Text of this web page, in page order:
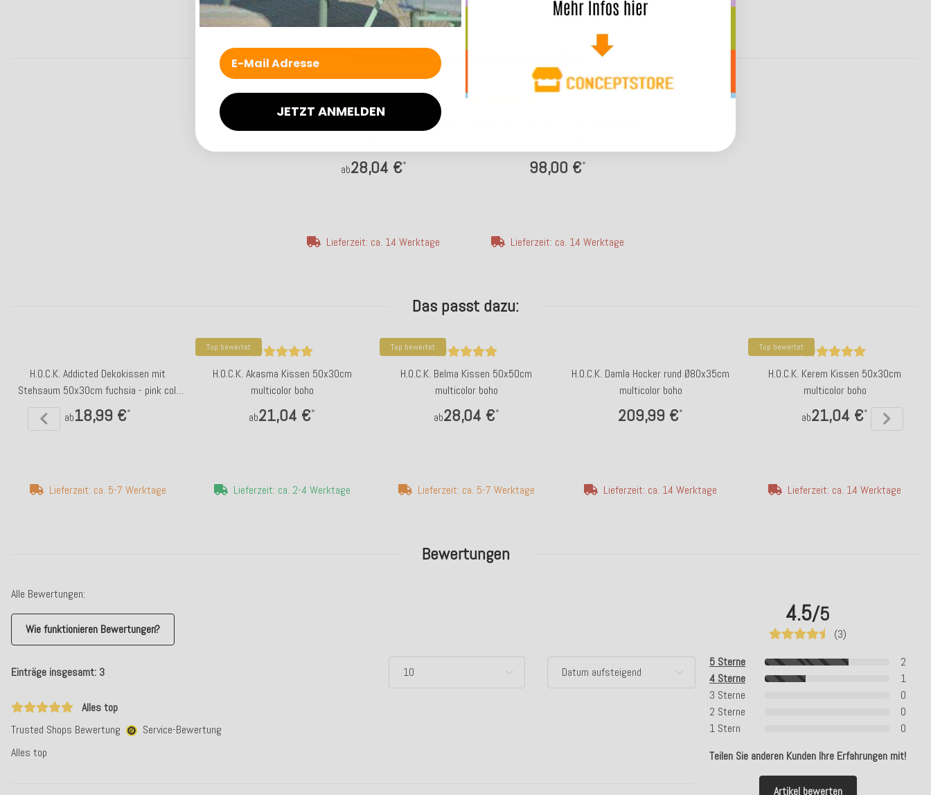
Bewertungen
4.5/5
(3)
5 Sterne
2
4 Sterne
1
3 Sterne
0
2 Sterne
0
1 Stern
0
Teilen Sie anderen Kunden Ihre Erfahrungen mit!
Artikel bewerten
Alle Bewertungen:
Wie funktionieren Bewertungen?
Einträge insgesamt: 3
Alles top
Trusted Shops Bewertung
Service-Bewertung
Alles top
Weitere Produkte aus der Serie Sila
H.O.C.K. Sila Kissen 50x50cm multicolor
ab28,04 €*
Lieferzeit: ca. 14 Werktage
98,00 €*
Lieferzeit: ca. 14 Werktage
Das passt dazu:
H.O.C.K. Addicted Dekokissen mit
Stehsaum 50x30cm fuchsia - pink col.
11
ab18,99 €*
Lieferzeit: ca. 5-7 Werktage
Top bewertet
H.O.C.K. Akasma Kissen 50x30cm
multicolor boho
ab21,04 €*
Lieferzeit: ca. 2-4 Werktage
Top bewertet
H.O.C.K. Belma Kissen 50x50cm
multicolor boho
ab28,04 €*
Lieferzeit: ca. 5-7 Werktage
H.O.C.K. Damla Hocker rund Ø80x35cm
multicolor boho
209,99 €*
Lieferzeit: ca. 14 Werktage
Top bewertet
H.O.C.K. Kerem Kissen 50x30cm
multicolor boho
ab21,04 €*
Lieferzeit: ca. 14 Werktage
JETZT ANMELDEN